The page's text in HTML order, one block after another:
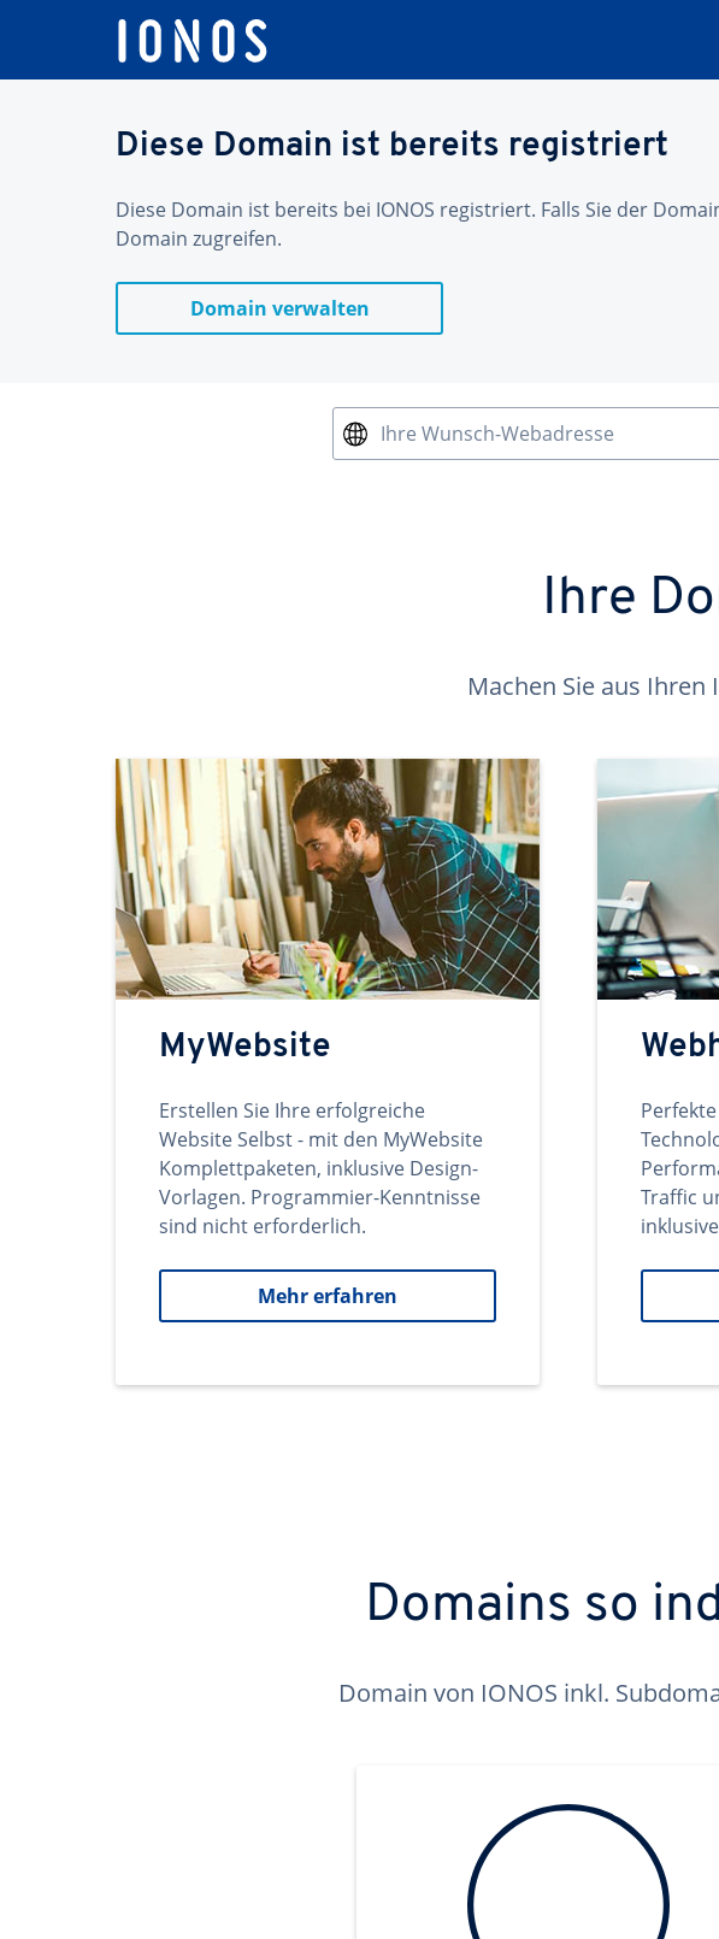
Diese Domain ist bereits registriert
Diese Domain ist bereits bei IONOS registriert. Falls Sie der
Domain zugreifen.
Domain verwalten
Ihre Wunsch-Webadresse
Ihre
Machen Sie aus Ihren
MyWebsite
Erstellen Sie Ihre erfolgreiche
Website Selbst - mit den MyWebsite
Komplettpaketen, inklusive Design-
Vorlagen. Programmier-Kenntnisse
sind nicht erforderlich.
Mehr erfahren
Traffic
Domains so
Domain von IONOS inkl.